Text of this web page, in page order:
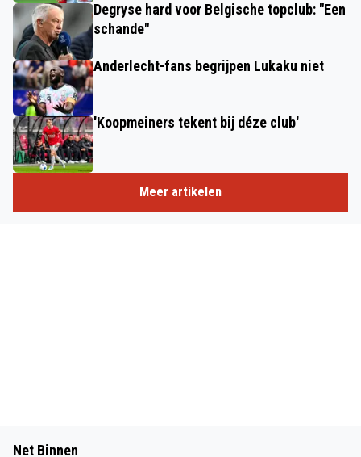
Degryse hard voor Belgische topclub: "Een
schande"
Anderlecht-fans begrijpen Lukaku niet
'Koopmeiners tekent bij déze club'
Meer artikelen
Net Binnen